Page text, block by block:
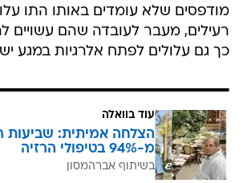
מודפסים שלא עומדים באותו התו
רעילים, מעבר לעובדה שהם עשויים
כך גם עלולים לפתח אלרגיות במגע
עוד בוואלה
הצלחה אמיתית: שביעות
מ-94% בטיפולי הרזיה
בשיתוף אברהמסון